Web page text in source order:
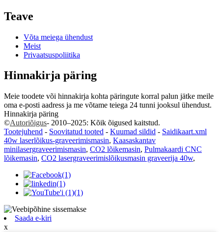
Teave
Võta meiega ühendust
Meist
Privaatsuspoliitika
Hinnakirja päring
Meie toodete või hinnakirja kohta päringute korral palun jätke meile
oma e-posti aadress ja me võtame teiega 24 tunni jooksul ühendust.
Hinnakirja päring
©Autoriõigus- 2010–2025: Kõik õigused kaitstud.
Tootejuhend - Soovitatud tooted - Kuumad sildid - Saidikaart.xml
40w laserlõikus-graveerimismasin, Kaasaskantav
minilasergraveerimismasin, CO2 lõikemasin, Pulmakaardi CNC
lõikemasin, CO2 lasergraveerimislõikusmasin graveerija 40w,
Saada e-kiri
x